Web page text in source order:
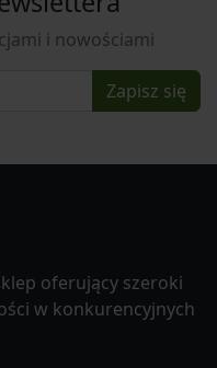
i nowościami
Zapisz się
oferujący szeroki
w konkurencyjnych